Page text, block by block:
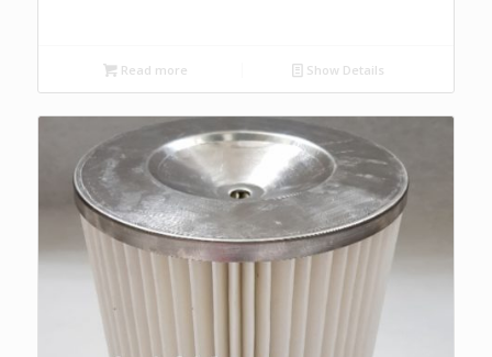
Read more Show Details